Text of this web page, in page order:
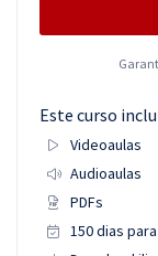
Este curso
Videoaulas
Audioaulas
PDFs
150 dias